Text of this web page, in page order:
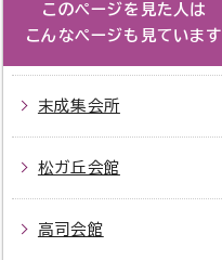
このページを見た人は
こんなページも見ています
末成集会所
松ガ丘会館
高司会館